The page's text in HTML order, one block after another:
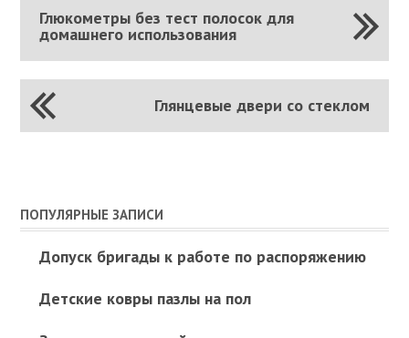
Глюкометры без тест полосок для
домашнего использования
Глянцевые двери со стеклом
ПОПУЛЯРНЫЕ ЗАПИСИ
Допуск бригады к работе по распоряжению
Детские ковры пазлы на пол